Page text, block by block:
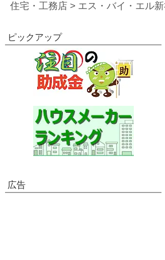
住宅・工務店 > エス・バイ・エル
ピックアップ
広告